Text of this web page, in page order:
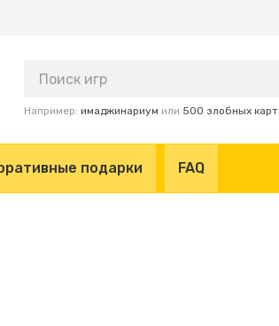
Например: имаджинариум или 500 злобных карт
подарки FAQ